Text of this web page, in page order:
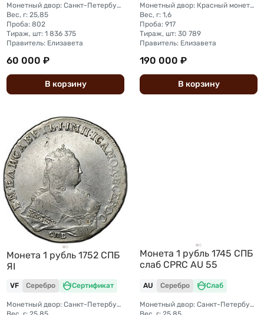
Монетный двор: Санкт-Петербургский монетный двор
Вес, г: 25,85
Проба: 802
Тираж, шт: 1 836 375
Правитель: Елизавета
60 000 ₽
В корзину
Монетный двор: Красный монетный двор (Москва)
Вес, г: 1,6
Проба: 917
Тираж, шт: 30 789
Правитель: Елизавета
190 000 ₽
В корзину
Монета 1 рубль 1752 СПБ
ЯI
VF Серебро Сертификат
Монетный двор: Санкт-Петербургский монетный двор
Монета 1 рубль 1745 СПБ
слаб CPRC AU 55
AU Серебро Слаб
Монетный двор: Санкт-Петербургский монетный двор